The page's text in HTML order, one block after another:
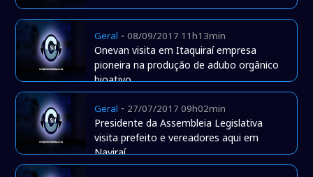
Geral -08/09/2017 11h13min
Onevan visita em Itaquiraí empresa
pioneira na produção de adubo orgânico
bioativo
Geral - 27/07/2017 09h02min
Presidente da Assembleia Legislativa
visita prefeito e vereadores aqui em
Naviraí